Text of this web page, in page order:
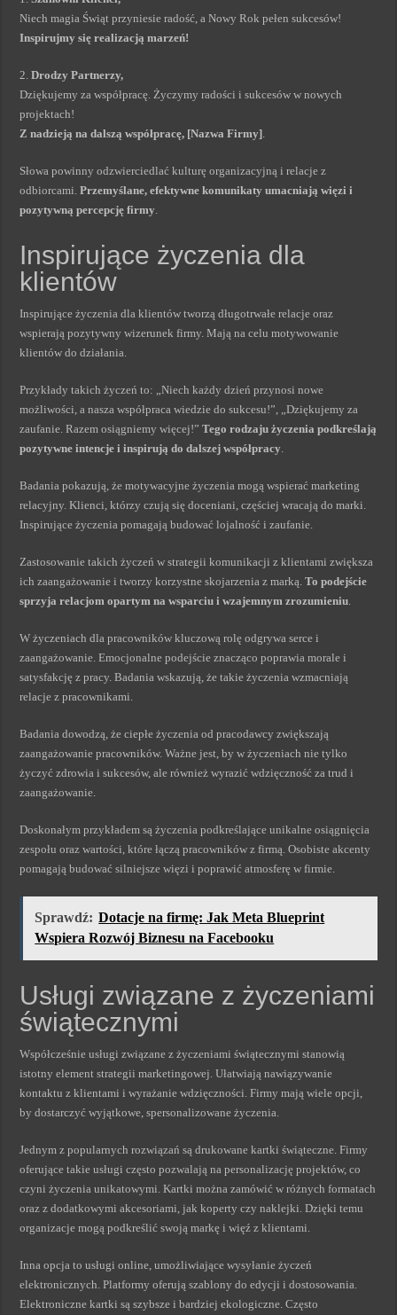
Niech magia Świąt przyniesie radość, a Nowy Rok pełen sukcesów!
Inspirujmy się realizacją marzeń!
2.Drodzy Partnerzy,
Dziękujemy za współpracę. Życzymy radości i sukcesów w nowych
projektach!
Z nadzieją na dalszą współpracę, [Nazwa Firmy].
Słowa powinny odzwierciedlać kulturę organizacyjną i relacje z
odbiorcami.Przemyślane, efektywne komunikaty umacniają więzi i
pozytywną percepcję firmy.
Inspirujące życzenia dla
klientów
Inspirujące życzenia dla klientów tworzą długotrwałe relacje oraz
wspierają pozytywny wizerunek firmy. Mają na celu motywowanie
klientów do działania.
Przykłady takich życzeń to: „Niech każdy dzień przynosi nowe
możliwości, a nasza współpraca wiedzie do sukcesu!”, „Dziękujemy za
zaufanie. Razem osiągniemy więcej!”Tego rodzaju życzenia podkreślają
pozytywne intencje i inspirują do dalszej współpracy.
Badania pokazują, że motywacyjne życzenia mogą wspierać marketing
relacyjny. Klienci, którzy czują się doceniani, częściej wracają do marki.
Inspirujące życzenia pomagają budować lojalność i zaufanie.
Zastosowanie takich życzeń w strategii komunikacji z klientami zwiększa
ich zaangażowanie i tworzy korzystne skojarzenia z marką.To podejście
sprzyja relacjom opartym na wsparciu i wzajemnym zrozumieniu.
W życzeniach dla pracowników kluczową rolę odgrywa serce i
zaangażowanie. Emocjonalne podejście znacząco poprawia morale i
satysfakcję z pracy. Badania wskazują, że takie życzenia wzmacniają
relacje z pracownikami.
Badania dowodzą, że ciepłe życzenia od pracodawcy zwiększają
zaangażowanie pracowników. Ważne jest, by w życzeniach nie tylko
życzyć zdrowia i sukcesów, ale również wyrazić wdzięczność za trud i
zaangażowanie.
Doskonałym przykładem są życzenia podkreślające unikalne osiągnięcia
zespołu oraz wartości, które łączą pracowników z firmą. Osobiste akcenty
pomagają budować silniejsze więzi i poprawić atmosferę w firmie.
Sprawdź: Dotacje na firmę: Jak Meta Blueprint
Wspiera Rozwój Biznesu na Facebooku
Usługi związane z życzeniami
świątecznymi
Współcześnie usługi związane z życzeniami świątecznymi stanowią
istotny element strategii marketingowej. Ułatwiają nawiązywanie
kontaktu z klientami i wyrażanie wdzięczności. Firmy mają wiele opcji,
by dostarczyć wyjątkowe, spersonalizowane życzenia.
Jednym z popularnych rozwiązań są drukowane kartki świąteczne. Firmy
oferujące takie usługi często pozwalają na personalizację projektów, co
czyni życzenia unikatowymi. Kartki można zamówić w różnych formatach
oraz z dodatkowymi akcesoriami, jak koperty czy naklejki. Dzięki temu
organizacje mogą podkreślić swoją markę i więź z klientami.
Inna opcja to usługi online, umożliwiające wysyłanie życzeń
elektronicznych. Platformy oferują szablony do edycji i dostosowania.
Elektroniczne kartki są szybsze i bardziej ekologiczne. Często